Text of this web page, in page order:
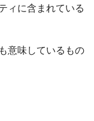
ィに含まれている
意味しているもの